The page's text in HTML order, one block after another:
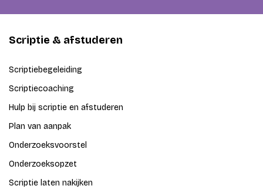
Scriptie & afstuderen
Scriptiebegeleiding
Scriptiecoaching
Hulp bij scriptie en afstuderen
Plan van aanpak
Onderzoeksvoorstel
Onderzoeksopzet
Scriptie laten nakijken